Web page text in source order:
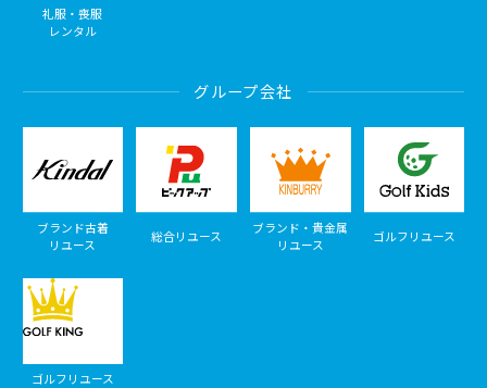
礼服・喪服
レンタル
グループ会社
ブランド古着
リユース
総合リユース
ブランド・貴金属
リユース
ゴルフリユース
ゴルフリユース